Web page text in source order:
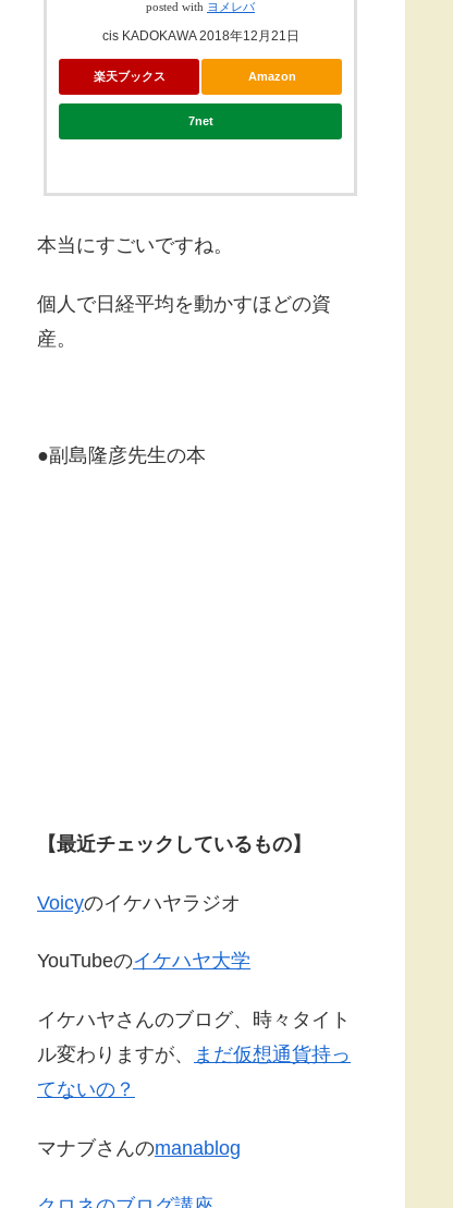
posted with ヨメレバ
cis KADOKAWA 2018年12月21日
楽天ブックス Amazon
7net
本当にすごいですね。
個人で日経平均を動かすほどの資
産。
●副島隆彦先生の本
【最近チェックしているもの】
Voicyのイケハヤラジオ
YouTubeのイケハヤ大学
イケハヤさんのブログ、時々タイト
ル変わりますが、
まだ仮想通貨持っ
てないの？
マナブさんのmanablog